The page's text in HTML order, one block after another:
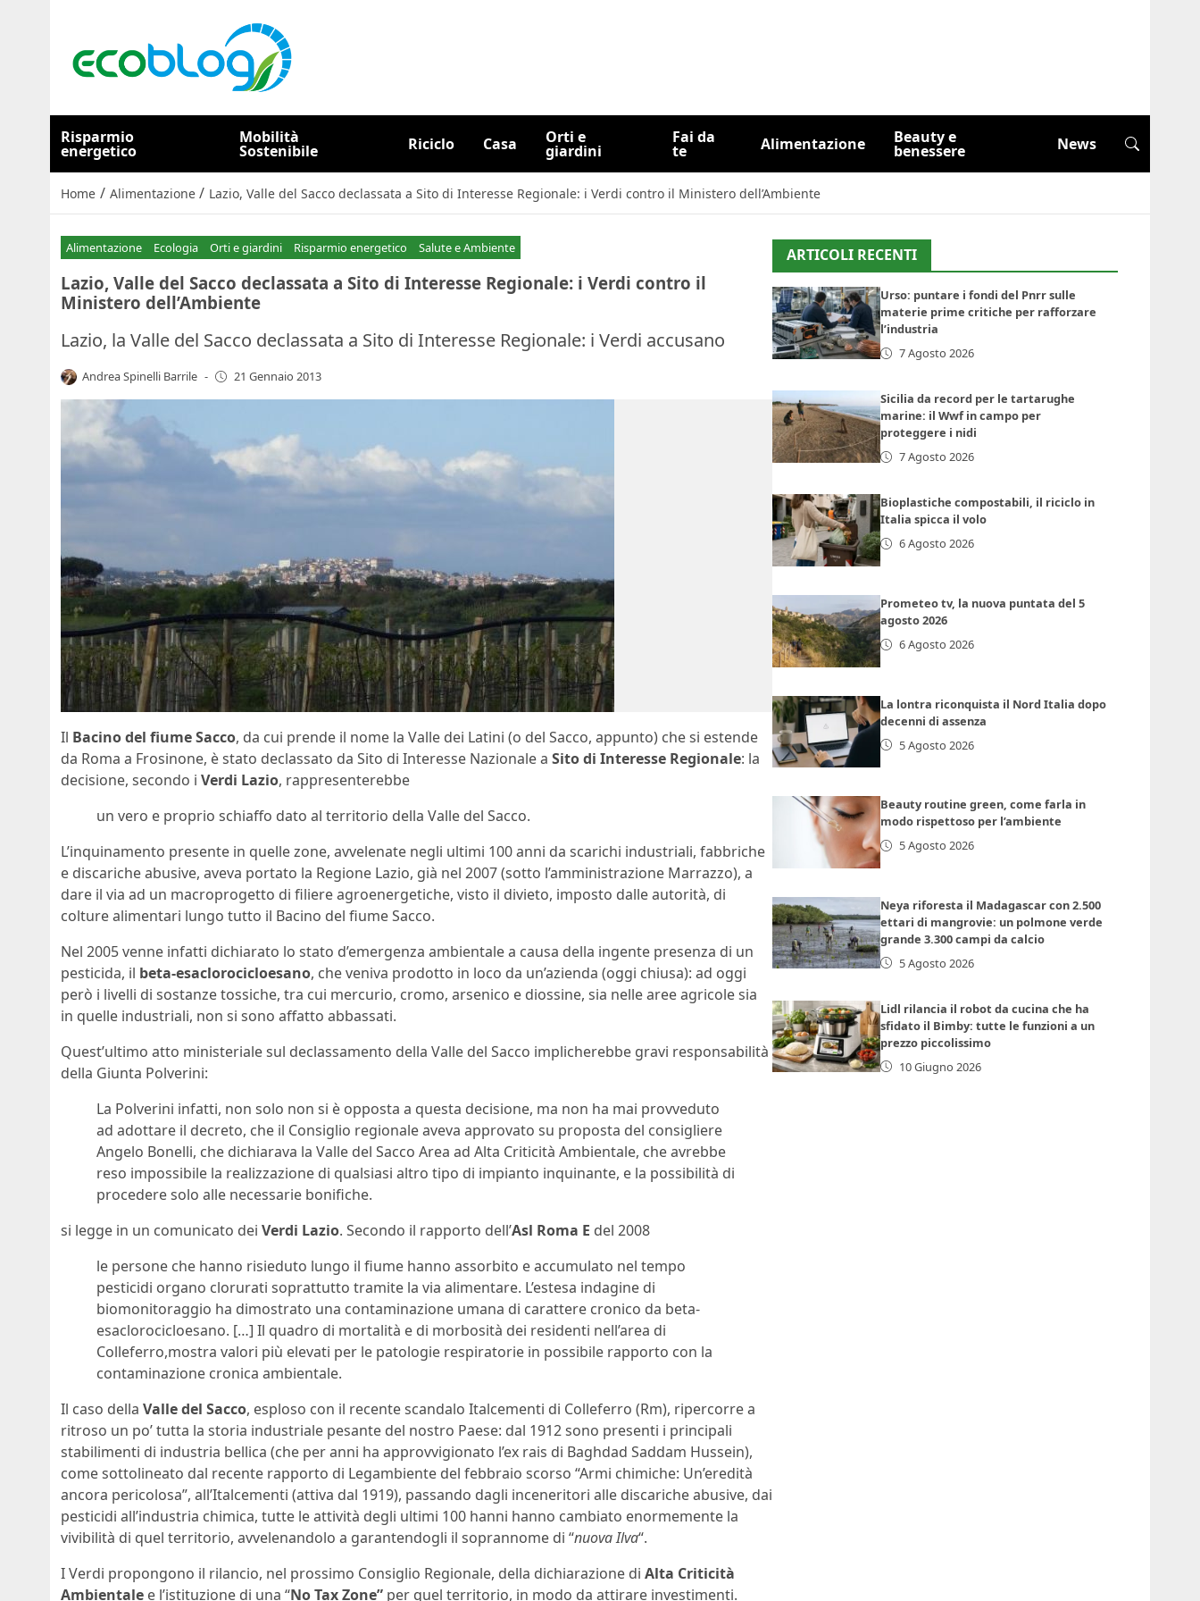
Risparmio
energetico
Mobilità
Sostenibile Riciclo Casa Orti e
giardini
Fai da
te Alimentazione Beauty e
benessere News
Home / Alimentazione / Lazio, Valle del Sacco declassata a Sito di Interesse Regionale: i Verdi contro il Ministero dell’Ambiente
Alimentazione Ecologia Orti e giardini Risparmio energetico Salute e Ambiente
Lazio, Valle del Sacco declassata a Sito di Interesse Regionale: i Verdi contro il
Ministero dell’Ambiente
Lazio, la Valle del Sacco declassata a Sito di Interesse Regionale: i Verdi accusano
Andrea Spinelli Barrile - 21 Gennaio 2013
Il Bacino del fiume Sacco, da cui prende il nome la Valle dei Latini (o del Sacco, appunto) che si estende
da Roma a Frosinone, è stato declassato da Sito di Interesse Nazionale a Sito di Interesse Regionale: la
decisione, secondo i Verdi Lazio, rappresenterebbe
un vero e proprio schiaffo dato al territorio della Valle del Sacco.
L’inquinamento presente in quelle zone, avvelenate negli ultimi 100 anni da scarichi industriali, fabbriche
e discariche abusive, aveva portato la Regione Lazio, già nel 2007 (sotto l’amministrazione Marrazzo), a
dare il via ad un macroprogetto di filiere agroenergetiche, visto il divieto, imposto dalle autorità, di
colture alimentari lungo tutto il Bacino del fiume Sacco.
Nel 2005 venne infatti dichiarato lo stato d’emergenza ambientale a causa della ingente presenza di un
pesticida, il beta-esaclorocicloesano, che veniva prodotto in loco da un’azienda (oggi chiusa): ad oggi
però i livelli di sostanze tossiche, tra cui mercurio, cromo, arsenico e diossine, sia nelle aree agricole sia
in quelle industriali, non si sono affatto abbassati.
Quest’ultimo atto ministeriale sul declassamento della Valle del Sacco implicherebbe gravi responsabilità
della Giunta Polverini:
La Polverini infatti, non solo non si è opposta a questa decisione, ma non ha mai provveduto
ad adottare il decreto, che il Consiglio regionale aveva approvato su proposta del consigliere
Angelo Bonelli, che dichiarava la Valle del Sacco Area ad Alta Criticità Ambientale, che avrebbe
reso impossibile la realizzazione di qualsiasi altro tipo di impianto inquinante, e la possibilità di
procedere solo alle necessarie bonifiche.
si legge in un comunicato dei Verdi Lazio. Secondo il rapporto dell’Asl Roma E del 2008
le persone che hanno risieduto lungo il fiume hanno assorbito e accumulato nel tempo
pesticidi organo clorurati soprattutto tramite la via alimentare. L’estesa indagine di
biomonitoraggio ha dimostrato una contaminazione umana di carattere cronico da beta-
esaclorocicloesano. […] Il quadro di mortalità e di morbosità dei residenti nell’area di
Colleferro,mostra valori più elevati per le patologie respiratorie in possibile rapporto con la
contaminazione cronica ambientale.
Il caso della Valle del Sacco, esploso con il recente scandalo Italcementi di Colleferro (Rm), ripercorre a
ritroso un po’ tutta la storia industriale pesante del nostro Paese: dal 1912 sono presenti i principali
stabilimenti di industria bellica (che per anni ha approvvigionato l’ex rais di Baghdad Saddam Hussein),
come sottolineato dal recente rapporto di Legambiente del febbraio scorso “Armi chimiche: Un’eredità
ancora pericolosa”, all’Italcementi (attiva dal 1919), passando dagli inceneritori alle discariche abusive, dai
pesticidi all’industria chimica, tutte le attività degli ultimi 100 hanni hanno cambiato enormemente la
vivibilità di quel territorio, avvelenandolo a garantendogli il soprannome di “nuova Ilva“.
I Verdi propongono il rilancio, nel prossimo Consiglio Regionale, della dichiarazione di Alta Criticità
Ambientale e l’istituzione di una “No Tax Zone” per quel territorio, in modo da attirare investimenti.
ARTICOLI RECENTI
Urso: puntare i fondi del Pnrr sulle
materie prime critiche per rafforzare
l’industria
7 Agosto 2026
Sicilia da record per le tartarughe
marine: il Wwf in campo per
proteggere i nidi
7 Agosto 2026
Bioplastiche compostabili, il riciclo in
Italia spicca il volo
6 Agosto 2026
Prometeo tv, la nuova puntata del 5
agosto 2026
6 Agosto 2026
La lontra riconquista il Nord Italia dopo
decenni di assenza
5 Agosto 2026
Beauty routine green, come farla in
modo rispettoso per l’ambiente
5 Agosto 2026
Neya riforesta il Madagascar con 2.500
ettari di mangrovie: un polmone verde
grande 3.300 campi da calcio
5 Agosto 2026
Lidl rilancia il robot da cucina che ha
sfidato il Bimby: tutte le funzioni a un
prezzo piccolissimo
10 Giugno 2026